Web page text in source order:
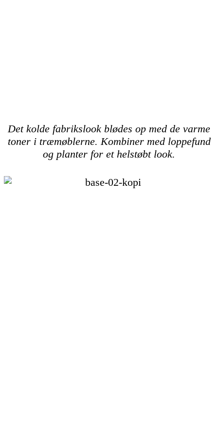
Det kolde fabrikslook blødes op med de varme
toner i træmøblerne. Kombiner med loppefund
og planter for et helstøbt look.